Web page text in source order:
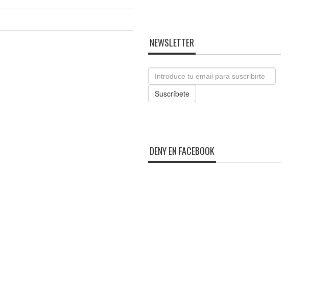
NEWSLETTER
Email
Suscríbete
DENY EN FACEBOOK